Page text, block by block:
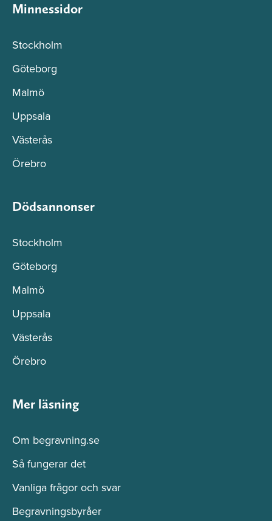
Minnessidor
Stockholm
Göteborg
Malmö
Uppsala
Västerås
Örebro
Dödsannonser
Stockholm
Göteborg
Malmö
Uppsala
Västerås
Örebro
Mer läsning
Om begravning.se
Så fungerar det
Vanliga frågor och svar
Begravningsbyråer